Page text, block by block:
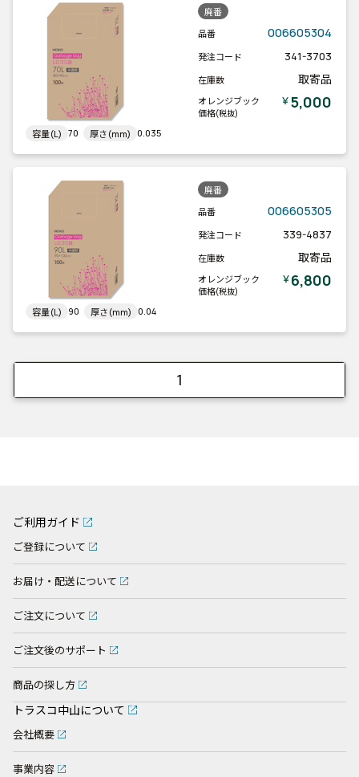
廃番
品番
006605304
発注コード 341-3703
在庫数 取寄品
オレンジブック
価格(税抜)
￥5,000
容量(L) 70 厚さ(mm) 0.035
廃番
品番
006605305
発注コード 339-4837
在庫数 取寄品
オレンジブック
価格(税抜)
￥6,800
容量(L) 90 厚さ(mm) 0.04
1
ご利用ガイド
ご登録について
お届け・配送について
ご注文について
ご注文後のサポート
商品の探し方
トラスコ中山について
会社概要
事業内容